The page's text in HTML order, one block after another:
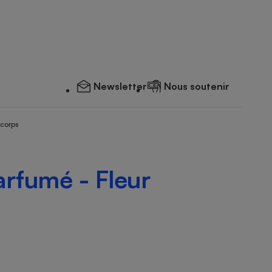
Newsletter Nous soutenir
- Fleur